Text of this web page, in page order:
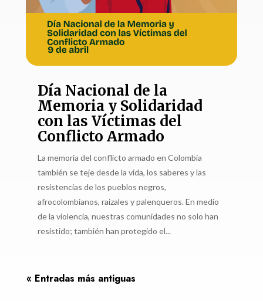
Día Nacional de la
Memoria y Solidaridad
con las Víctimas del
Conflicto Armado
La memoria del conflicto armado en Colombia
también se teje desde la vida, los saberes y las
resistencias de los pueblos negros,
afrocolombianos, raizales y palenqueros. En medio
de la violencia, nuestras comunidades no solo han
resistido; también han protegido el...
« Entradas más antiguas